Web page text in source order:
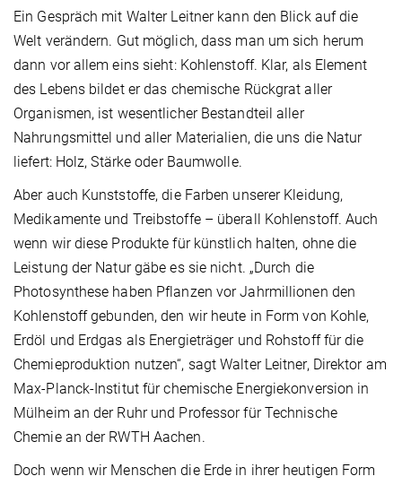
Ein Gespräch mit Walter Leitner kann den Blick auf die
Welt verändern. Gut möglich, dass man um sich herum
dann vor allem eins sieht: Kohlenstoff. Klar, als Element
des Lebens bildet er das chemische Rückgrat aller
Organismen, ist wesentlicher Bestandteil aller
Nahrungsmittel und aller Materialien, die uns die Natur
liefert: Holz, Stärke oder Baumwolle.
Aber auch Kunststoffe, die Farben unserer Kleidung,
Medikamente und Treibstoffe – überall Kohlenstoff. Auch
wenn wir diese Produkte für künstlich halten, ohne die
Leistung der Natur gäbe es sie nicht. „Durch die
Photosynthese haben Pflanzen vor Jahrmillionen den
Kohlenstoff gebunden, den wir heute in Form von Kohle,
Erdöl und Erdgas als Energieträger und Rohstoff für die
Chemieproduktion nutzen“, sagt Walter Leitner, Direktor am
Max-Planck-Institut für chemische Energiekonversion in
Mülheim an der Ruhr und Professor für Technische
Chemie an der RWTH Aachen.
Doch wenn wir Menschen die Erde in ihrer heutigen Form